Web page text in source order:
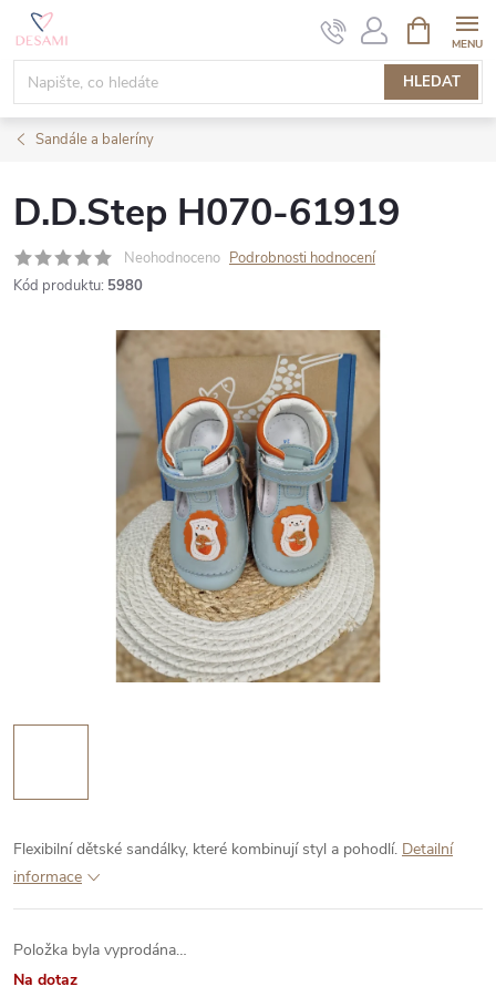
Přejít
obsah
HLEDAT
NÁKUPNÍ
KOŠÍK
Sandále a baleríny
D.D.Step H070-61919
Neohodnoceno Podrobnosti hodnocení
Kód produktu: 5980
Flexibilní dětské sandálky, které kombinují styl a pohodlí. Detailní
informace
Položka byla vyprodána…
Na dotaz